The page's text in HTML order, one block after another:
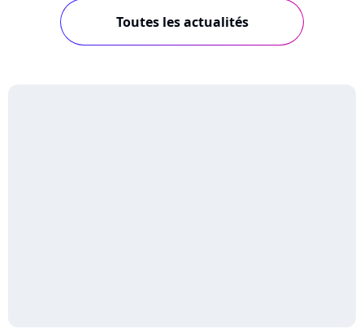
Toutes les actualités